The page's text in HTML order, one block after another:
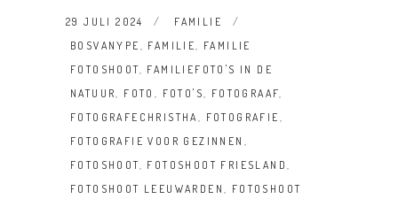
29 JULI 2024
FAMILIE
BOSVANYPE , FAMILIE, FAMILIE
FOTOSHOOT, FAMILIEFOTO'S IN DE
NATUUR, FOTO , FOTO'S, FOTOGRAAF,
FOTOGRAFECHRISTHA, FOTOGRAFIE ,
FOTOGRAFIE VOOR GEZINNEN ,
FOTOSHOOT, FOTOSHOOT FRIESLAND,
FOTOSHOOT LEEUWARDEN , FOTOSHOOT